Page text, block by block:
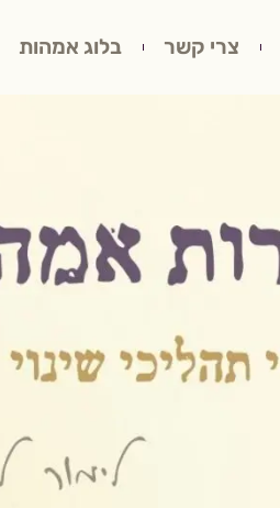
צרי קשר בלוג אמהות